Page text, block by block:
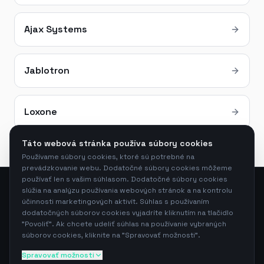
Ajax Systems
Jablotron
Loxone
Neura s.r.o.—Bajkalská 14083/2C, 831 04 Bratislava,
Slovensko
+421 914 274 547·info@neura.sk· IČO: 57556016
Sme firma z Bratislavy a pôsobíme po celej Slovenskej aj Českej
Táto webová stránka používa súbory cookies
Používame súbory cookies, ktoré sú potrebné na
prevádzkovanie webu. Dodatočné súbory cookies môžeme
používať len s vašim súhlasom. Dodatočné súbory cookies
slúžia na analýzu používania webových stránok a na kontrolu
účinnosti marketingových aktivít. Súhlas s používaním
dodatočných súborov cookies vyjadríte kliknutím na tlačidlo
"Povoliť". Ak chcete udeliť súhlas na používanie vybraných
súborov cookies, kliknite na "Spravovať možnosti".
Spravovať možnosti